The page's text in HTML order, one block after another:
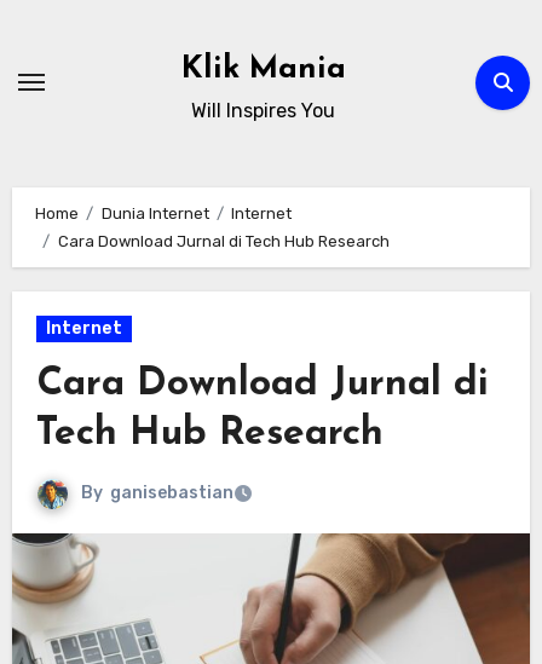
content
Klik Mania
Will Inspires You
Home Dunia Internet
Internet
Cara Download Jurnal di Tech Hub Research
Internet
Cara Download Jurnal di
Tech Hub Research
By ganisebastian